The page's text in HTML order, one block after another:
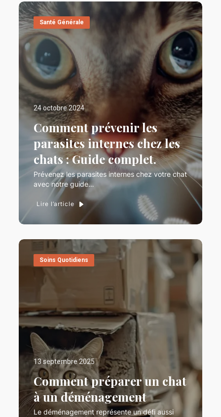
Santé Générale
24 octobre 2024
Comment prévenir les
parasites internes chez les
chats : Guide complet.
Prévenez les parasites internes chez votre chat
avec notre guide…
Lire l’article
Soins Quotidiens
13 septembre 2025
Comment préparer un chat
à un déménagement
Le déménagement représente un défi aussi